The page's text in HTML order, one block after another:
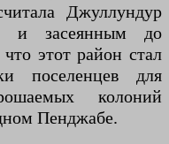
Джуллундур
и засеянным до
этот район стал
поселенцев для
колоний
Пенджабе.